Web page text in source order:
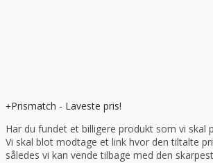
Prismatch - Laveste pris!
Har du fundet et billigere produkt som vi skal
Vi skal blot modtage et link hvor den tiltalte
således vi kan vende tilbage med den